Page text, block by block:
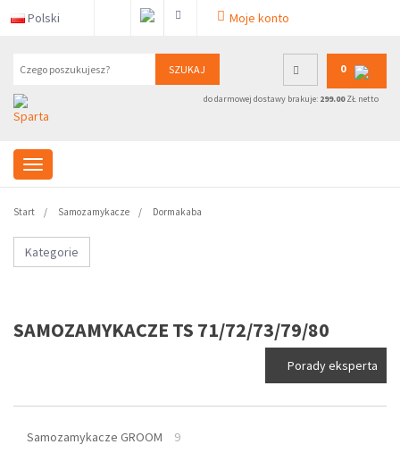
Polski Moje konto
SZUKAJ 0
do darmowej dostawy brakuje: 299.00ZŁ netto
Start Samozamykacze Dormakaba
Kategorie
SAMOZAMYKACZE TS 71/72/73/79/80
Porady eksperta
Samozamykacze GROOM
9